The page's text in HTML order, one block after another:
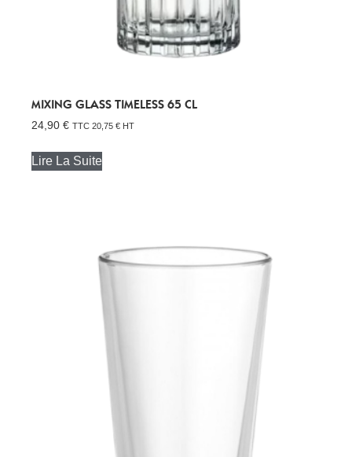
MIXING GLASS TIMELESS 65 CL
24,90 € TTC 20,75 € HT
Lire La Suite